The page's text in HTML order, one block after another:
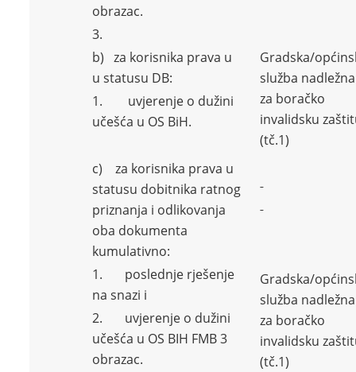
obrazac.
3.
b) za korisnika prava u
u statusu DB:
1. uvjerenje o dužini
učešća u OS BiH.
c) za korisnika prava u
statusu dobitnika ratnog
priznanja i odlikovanja
oba dokumenta
kumulativno:
1. poslednje rješenje
na snazi i
2. uvjerenje o dužini
učešća u OS BIH FMB 3
obrazac.
Gradska/
služba nadležna
za boračko
invalidsku
(tč.1)
Gradska/
služba nadležna
za boračko
invalidsku
(tč.1)